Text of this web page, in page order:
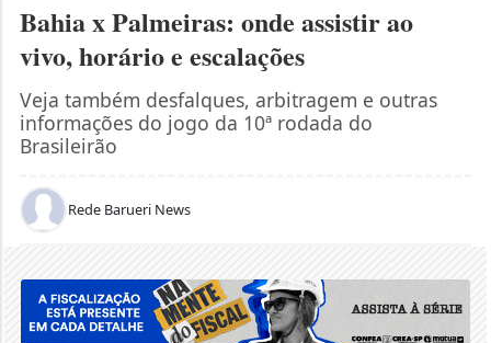
Bahia x Palmeiras: onde assistir ao
vivo, horário e escalações
Veja também desfalques, arbitragem e outras
informações do jogo da 10ª rodada do
Brasileirão
Rede Barueri News